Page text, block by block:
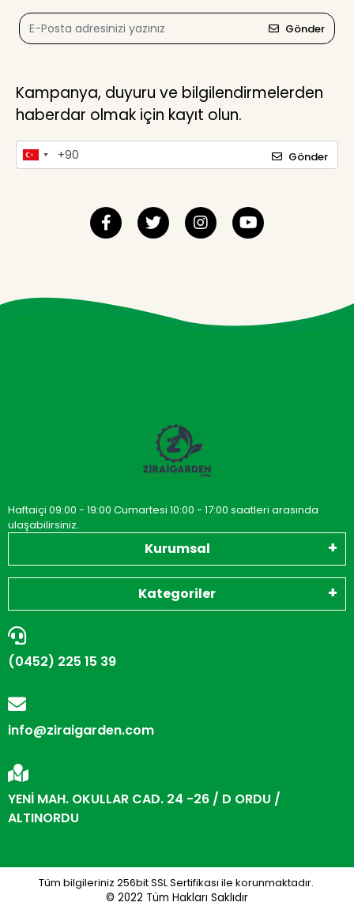
Gönder
Kampanya, duyuru ve bilgilendirmelerden
haberdar olmak için kayıt olun.
Gönder
Haftaiçi 09:00 - 19:00 Cumartesi 10:00 - 17:00 saatleri arasında
ulaşabilirsiniz.
Kurumsal
Kategoriler
(0452) 225 15 39
info@ziraigarden.com
YENİ MAH. OKULLAR CAD. 24 -26 / D ORDU /
ALTINORDU
Tüm bilgileriniz 256bit SSL Sertifikası ile korunmaktadır.
© 2022 Tüm Hakları Saklıdır